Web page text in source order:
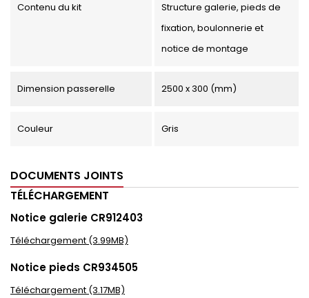
Contenu du kit
Structure galerie, pieds de
fixation, boulonnerie et
notice de montage
Dimension passerelle 2500 x 300 (mm)
Couleur Gris
DOCUMENTS JOINTS
TÉLÉCHARGEMENT
Notice galerie CR912403
Téléchargement (3.99MB)
Notice pieds CR934505
Téléchargement (3.17MB)